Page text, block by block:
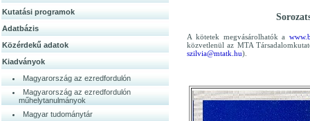
Kutatási programok
Adatbázis
Közérdek­ű adatok
Kiadványok
Magyarország az ezredfordulón
Magyarország az ezredfordulón
műhelytanulmányok
Magyar tudománytár
A kötetek megvásárolhatók a
közvetlenül az MTA
szilvia@mtatk.hu).